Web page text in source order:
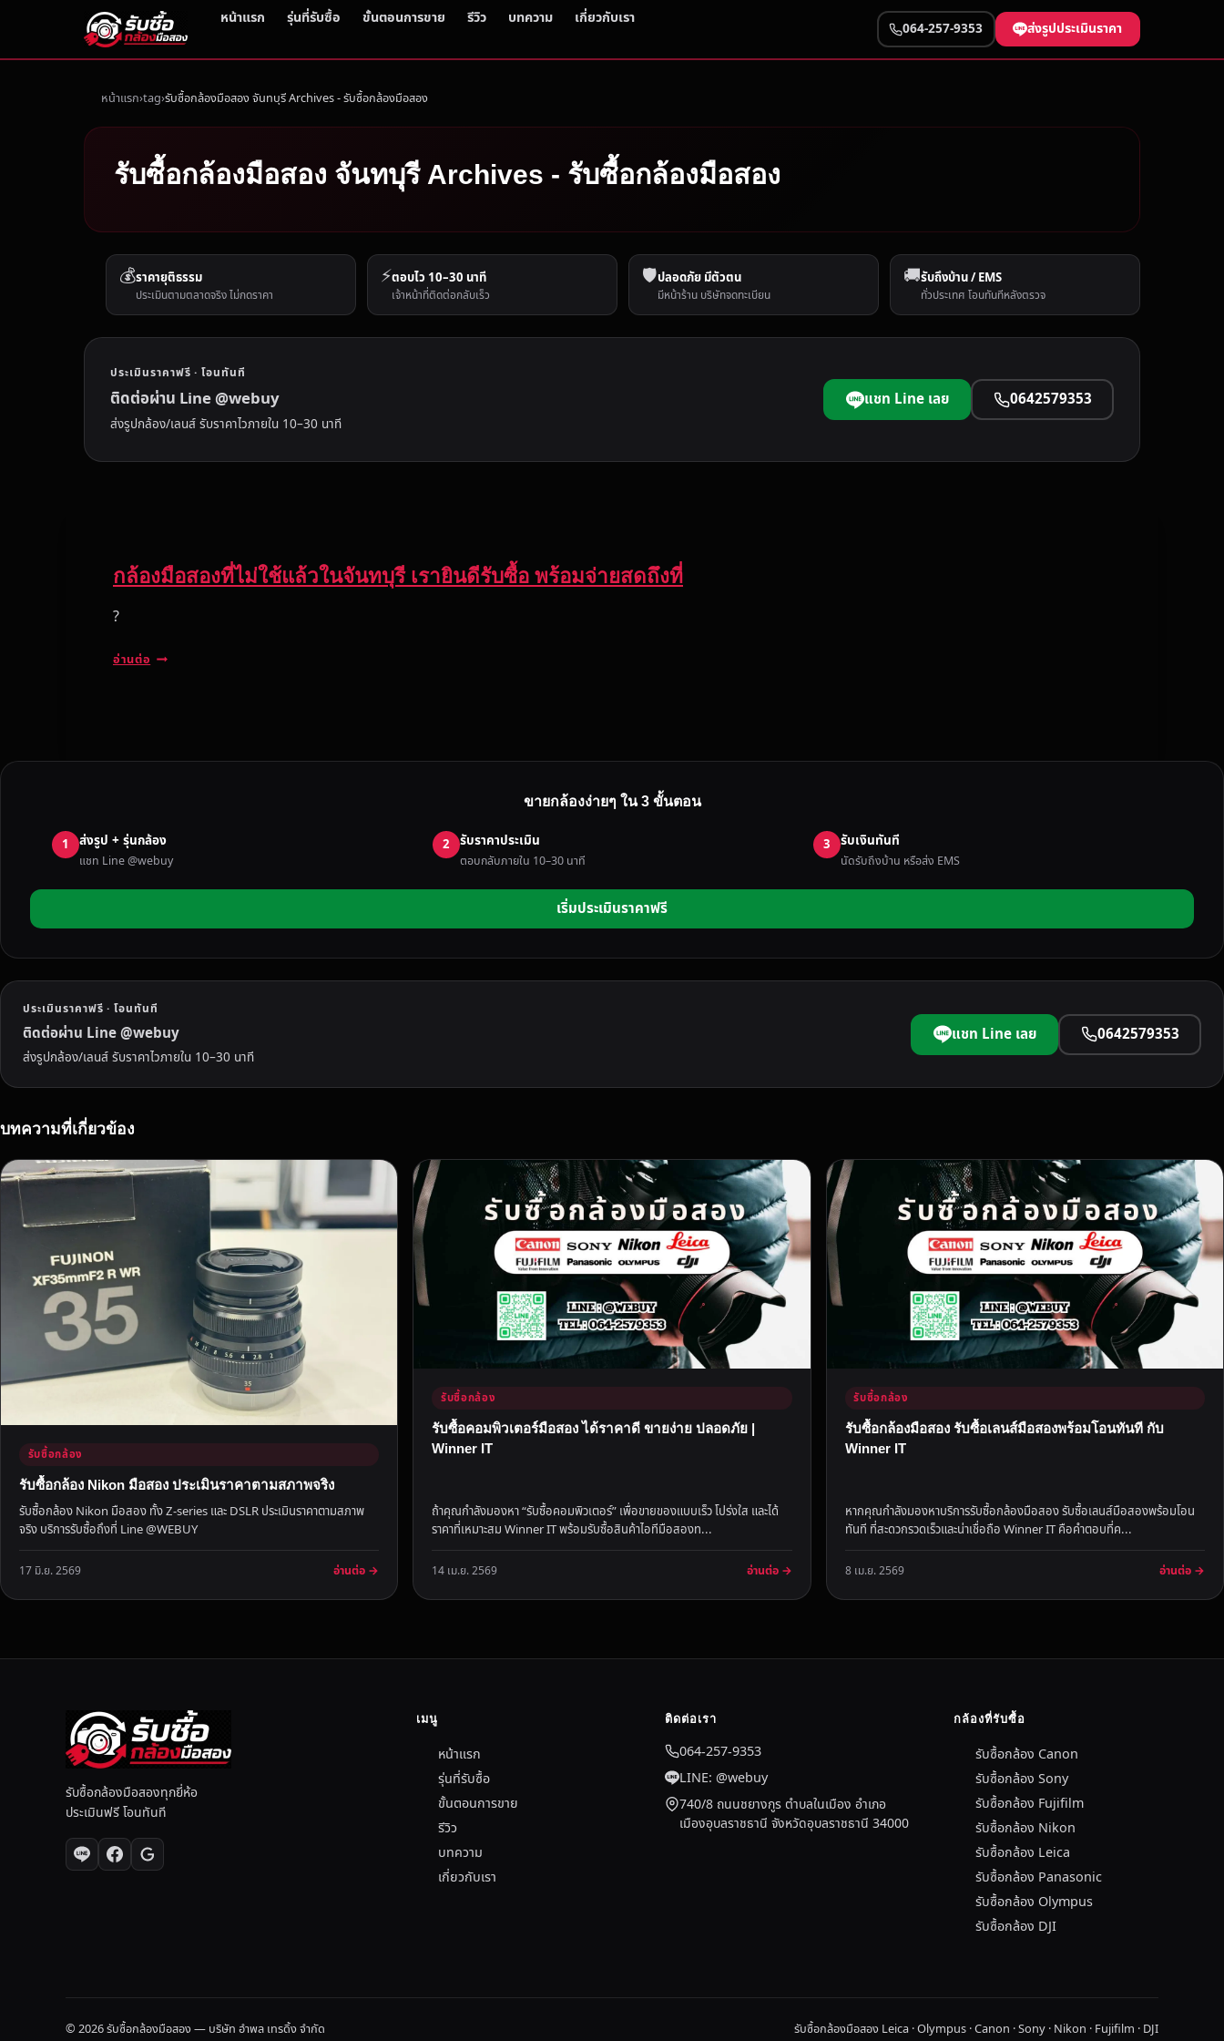
หน้าแรก รุ่นที่รับซื้อ ขั้นตอนการขาย รีวิว บทความ เกี่ยวกับเรา
064-257-9353 ส่งรูปประเมินราคา
หน้าแรก tag รับซื้อกล้องมือสอง จันทบุรี Archives - รับซื้อกล้องมือสอง
รับซื้อกล้องมือสอง จันทบุรี Archives - รับซื้อกล้องมือสอง
💰ราคายุติธรรม
ประเมินตามตลาดจริง ไม่กดราคา
⚡ตอบไว 10–30 นาที
เจ้าหน้าที่ติดต่อกลับเร็ว
🛡️ปลอดภัย มีตัวตน
มีหน้าร้าน บริษัทจดทะเบียน
🚚รับถึงบ้าน / EMS
ทั่วประเทศ โอนทันทีหลังตรวจ
ประเมินราคาฟรี · โอนทันที
ติดต่อผ่าน Line @webuy
ส่งรูปกล้อง/เลนส์ รับราคาไวภายใน 10–30 นาที
แชท Line เลย 0642579353
กล้องมือสองที่ไม่ใช้แล้วในจันทบุรี เรายินดีรับซื้อ พร้อมจ่ายสดถึงที่
?
อ่านต่อ ก
อ
ที่
ไ
ม่
ช้
ใ
น
จั
เ
ร
พ
ม
ย
ส
ด
ถึ
ที่
ขายกล้องง่ายๆ ใน 3 ขั้นตอน
1 ส่งรูป + รุ่นกล้อง
แชท Line @webuy
2 รับราคาประเมิน
ตอบกลับภายใน 10–30 นาที
3 รับเงินทันที
นัดรับถึงบ้าน หรือส่ง EMS
เริ่มประเมินราคาฟรี
ประเมินราคาฟรี · โอนทันที
ติดต่อผ่าน Line @webuy
ส่งรูปกล้อง/เลนส์ รับราคาไวภายใน 10–30 นาที
แชท Line เลย 0642579353
บทความที่เกี่ยวข้อง
รับซื้อกล้อง
รับซื้อกล้อง Nikon มือสอง ประเมินราคาตามสภาพจริง
รับซื้อกล้อง Nikon มือสอง ทั้ง Z-series และ DSLR ประเมินราคาตามสภาพ
จริง บริการรับซื้อถึงที่ Line @WEBUY
17 มิ.ย. 2569 อ่านต่อ →
รับซื้อกล้อง
รับซื้อคอมพิวเตอร์มือสอง ได้ราคาดี ขายง่าย ปลอดภัย |
Winner IT
ถ้าคุณกำลังมองหา “รับซื้อคอมพิวเตอร์” เพื่อขายของแบบเร็ว โปร่งใส และได้
ราคาที่เหมาะสม Winner IT พร้อมรับซื้อสินค้าไอทีมือสองท...
14 เม.ย. 2569 อ่านต่อ →
รับซื้อกล้อง
รับซื้อกล้องมือสอง รับซื้อเลนส์มือสองพร้อมโอนทันที กับ
Winner IT
หากคุณกำลังมองหาบริการรับซื้อกล้องมือสอง รับซื้อเลนส์มือสองพร้อมโอน
ทันที ที่สะดวกรวดเร็วและน่าเชื่อถือ Winner IT คือคำตอบที่ค...
8 เม.ย. 2569 อ่านต่อ →
รับซื้อกล้องมือสองทุกยี่ห้อ
ประเมินฟรี โอนทันที
เมนู
หน้าแรก
รุ่นที่รับซื้อ
ขั้นตอนการขาย
รีวิว
บทความ
เกี่ยวกับเรา
ติดต่อเรา
064-257-9353
LINE: @webuy
740/8 ถนนชยางกูร ตำบลในเมือง อำเภอ
เมืองอุบลราชธานี จังหวัดอุบลราชธานี 34000
กล้องที่รับซื้อ
รับซื้อกล้อง Canon
รับซื้อกล้อง Sony
รับซื้อกล้อง Fujifilm
รับซื้อกล้อง Nikon
รับซื้อกล้อง Leica
รับซื้อกล้อง Panasonic
รับซื้อกล้อง Olympus
รับซื้อกล้อง DJI
© 2026 รับซื้อกล้องมือสอง — บริษัท อำพล เทรดิ้ง จำกัด รับซื้อกล้องมือสอง Leica · Olympus · Canon · Sony · Nikon · Fujifilm · DJI